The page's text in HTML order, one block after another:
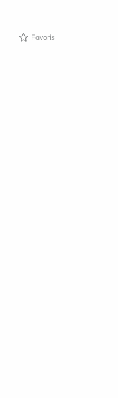
Favoris